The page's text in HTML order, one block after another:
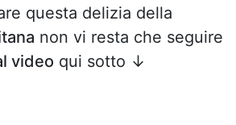
questa delizia della
non vi resta che seguire
video qui sotto ↓